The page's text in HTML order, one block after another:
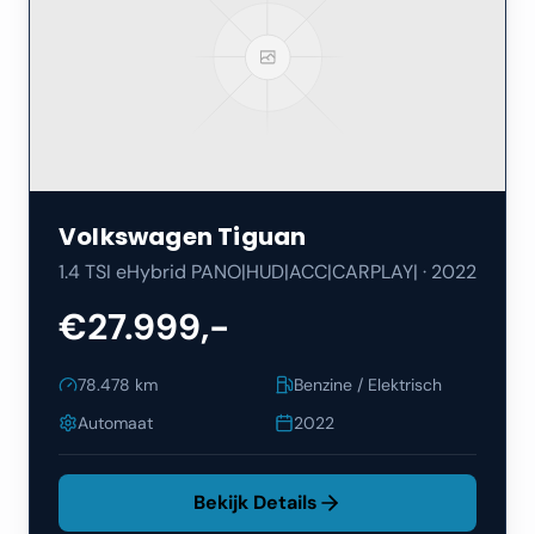
Volkswagen Tiguan
1.4 TSI eHybrid PANO|HUD|ACC|CARPLAY| · 2022
€27.999,-
78.478 km
Benzine / Elektrisch
Automaat
2022
Bekijk Details